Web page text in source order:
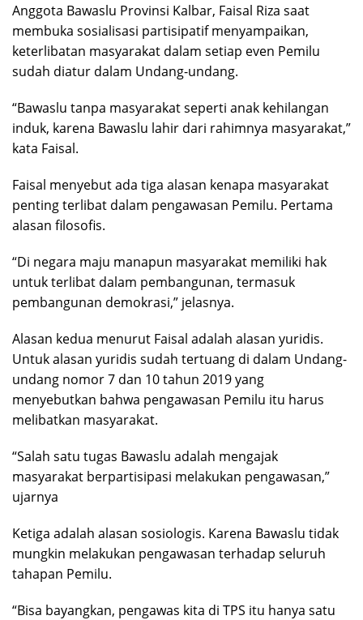
Anggota Bawaslu Provinsi Kalbar, Faisal Riza saat
membuka sosialisasi partisipatif menyampaikan,
keterlibatan masyarakat dalam setiap even Pemilu
sudah diatur dalam Undang-undang.
“Bawaslu tanpa masyarakat seperti anak kehilangan
induk, karena Bawaslu lahir dari rahimnya masyarakat,”
kata Faisal.
Faisal menyebut ada tiga alasan kenapa masyarakat
penting terlibat dalam pengawasan Pemilu. Pertama
alasan filosofis.
“Di negara maju manapun masyarakat memiliki hak
untuk terlibat dalam pembangunan, termasuk
pembangunan demokrasi,” jelasnya.
Alasan kedua menurut Faisal adalah alasan yuridis.
Untuk alasan yuridis sudah tertuang di dalam Undang-
undang nomor 7 dan 10 tahun 2019 yang
menyebutkan bahwa pengawasan Pemilu itu harus
melibatkan masyarakat.
“Salah satu tugas Bawaslu adalah mengajak
masyarakat berpartisipasi melakukan pengawasan,”
ujarnya
Ketiga adalah alasan sosiologis. Karena Bawaslu tidak
mungkin melakukan pengawasan terhadap seluruh
tahapan Pemilu.
“Bisa bayangkan, pengawas kita di TPS itu hanya satu